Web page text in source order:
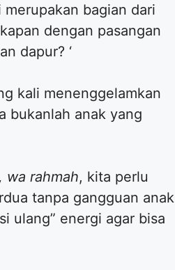
bagian dari
dengan pasangan
dapur? ‘
kali menenggelamkan
bukanlah anak yang
wa rahmah, kita perlu
tanpa gangguan anak
ulang” energi agar bisa